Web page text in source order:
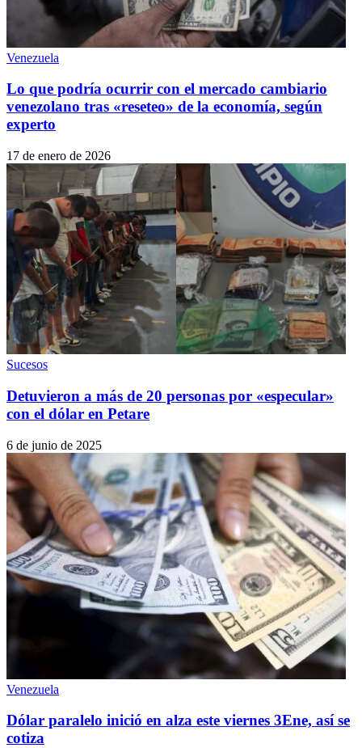
Venezuela
Lo que podría ocurrir con el mercado cambiario
venezolano tras «reseteo» de la economía, según
experto
17 de enero de 2026
Sucesos
Detuvieron a más de 20 personas por «especular»
con el dólar en Petare
6 de junio de 2025
Venezuela
Dólar paralelo inició en alza este viernes 3Ene, así se
cotiza